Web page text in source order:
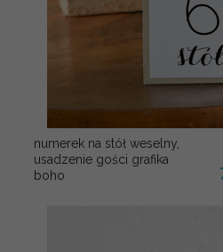
numerek na stół weselny,
usadzenie gości grafika
boho